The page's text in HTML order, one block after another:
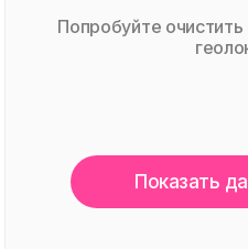
Попробуйте
Показать